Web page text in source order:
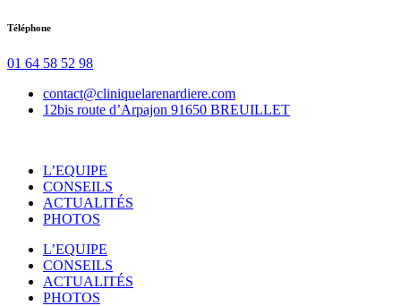
Aller
contenu
Téléphone
01 64 58 52 98
contact@cliniquelarenardiere.com
12bis route d’Arpajon 91650 BREUILLET
L’EQUIPE
CONSEILS
ACTUALITÉS
PHOTOS
L’EQUIPE
CONSEILS
ACTUALITÉS
PHOTOS